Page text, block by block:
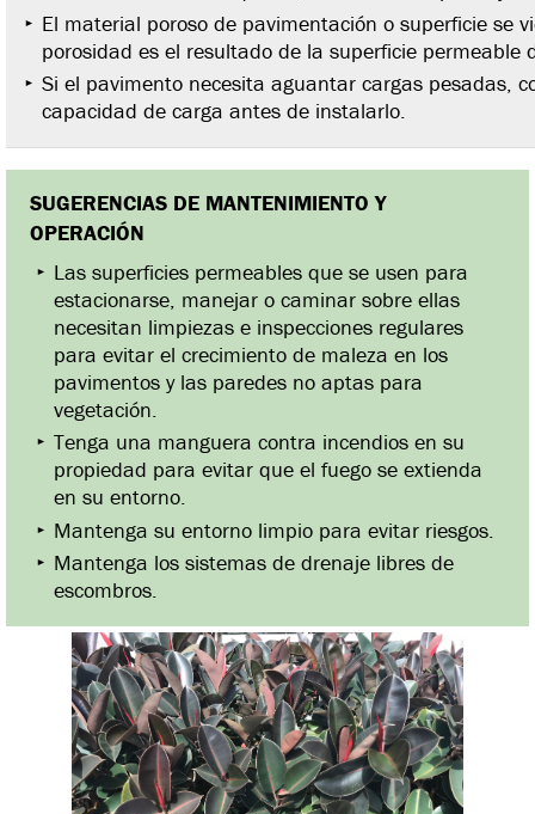
El material poroso de pavimentación o superficie se
porosidad es el resultado de la superficie permeable
Si el pavimento necesita aguantar cargas pesadas,
capacidad de carga antes de instalarlo.
SUGERENCIAS DE MANTENIMIENTO Y
OPERACIÓN
Las superficies permeables que se usen para
estacionarse, manejar o caminar sobre ellas
necesitan limpiezas e inspecciones regulares
para evitar el crecimiento de maleza en los
pavimentos y las paredes no aptas para
vegetación.
Tenga una manguera contra incendios en su
propiedad para evitar que el fuego se extienda
en su entorno.
Mantenga su entorno limpio para evitar riesgos.
Mantenga los sistemas de drenaje libres de
escombros.